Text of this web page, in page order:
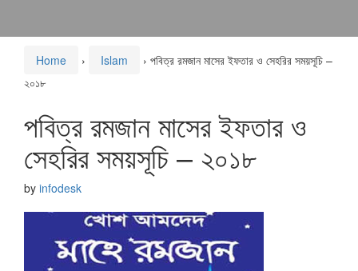
Home › Islam › পবিত্র রমজান মাসের ইফতার ও সেহরির সময়সূচি –
২০১৮
পবিত্র রমজান মাসের ইফতার ও
সেহরির সময়সূচি – ২০১৮
by infodesk